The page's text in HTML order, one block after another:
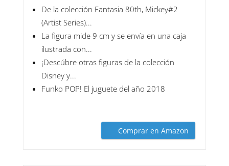
De la colección Fantasia 80th, Mickey#2
(Artist Series)...
La figura mide 9 cm y se envía en una caja
ilustrada con...
¡Descúbre otras figuras de la colección
Disney y...
Funko POP! El juguete del año 2018
Comprar en Amazon